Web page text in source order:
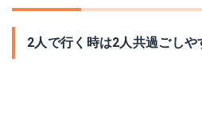
2人で行く時は2人共過ごしや